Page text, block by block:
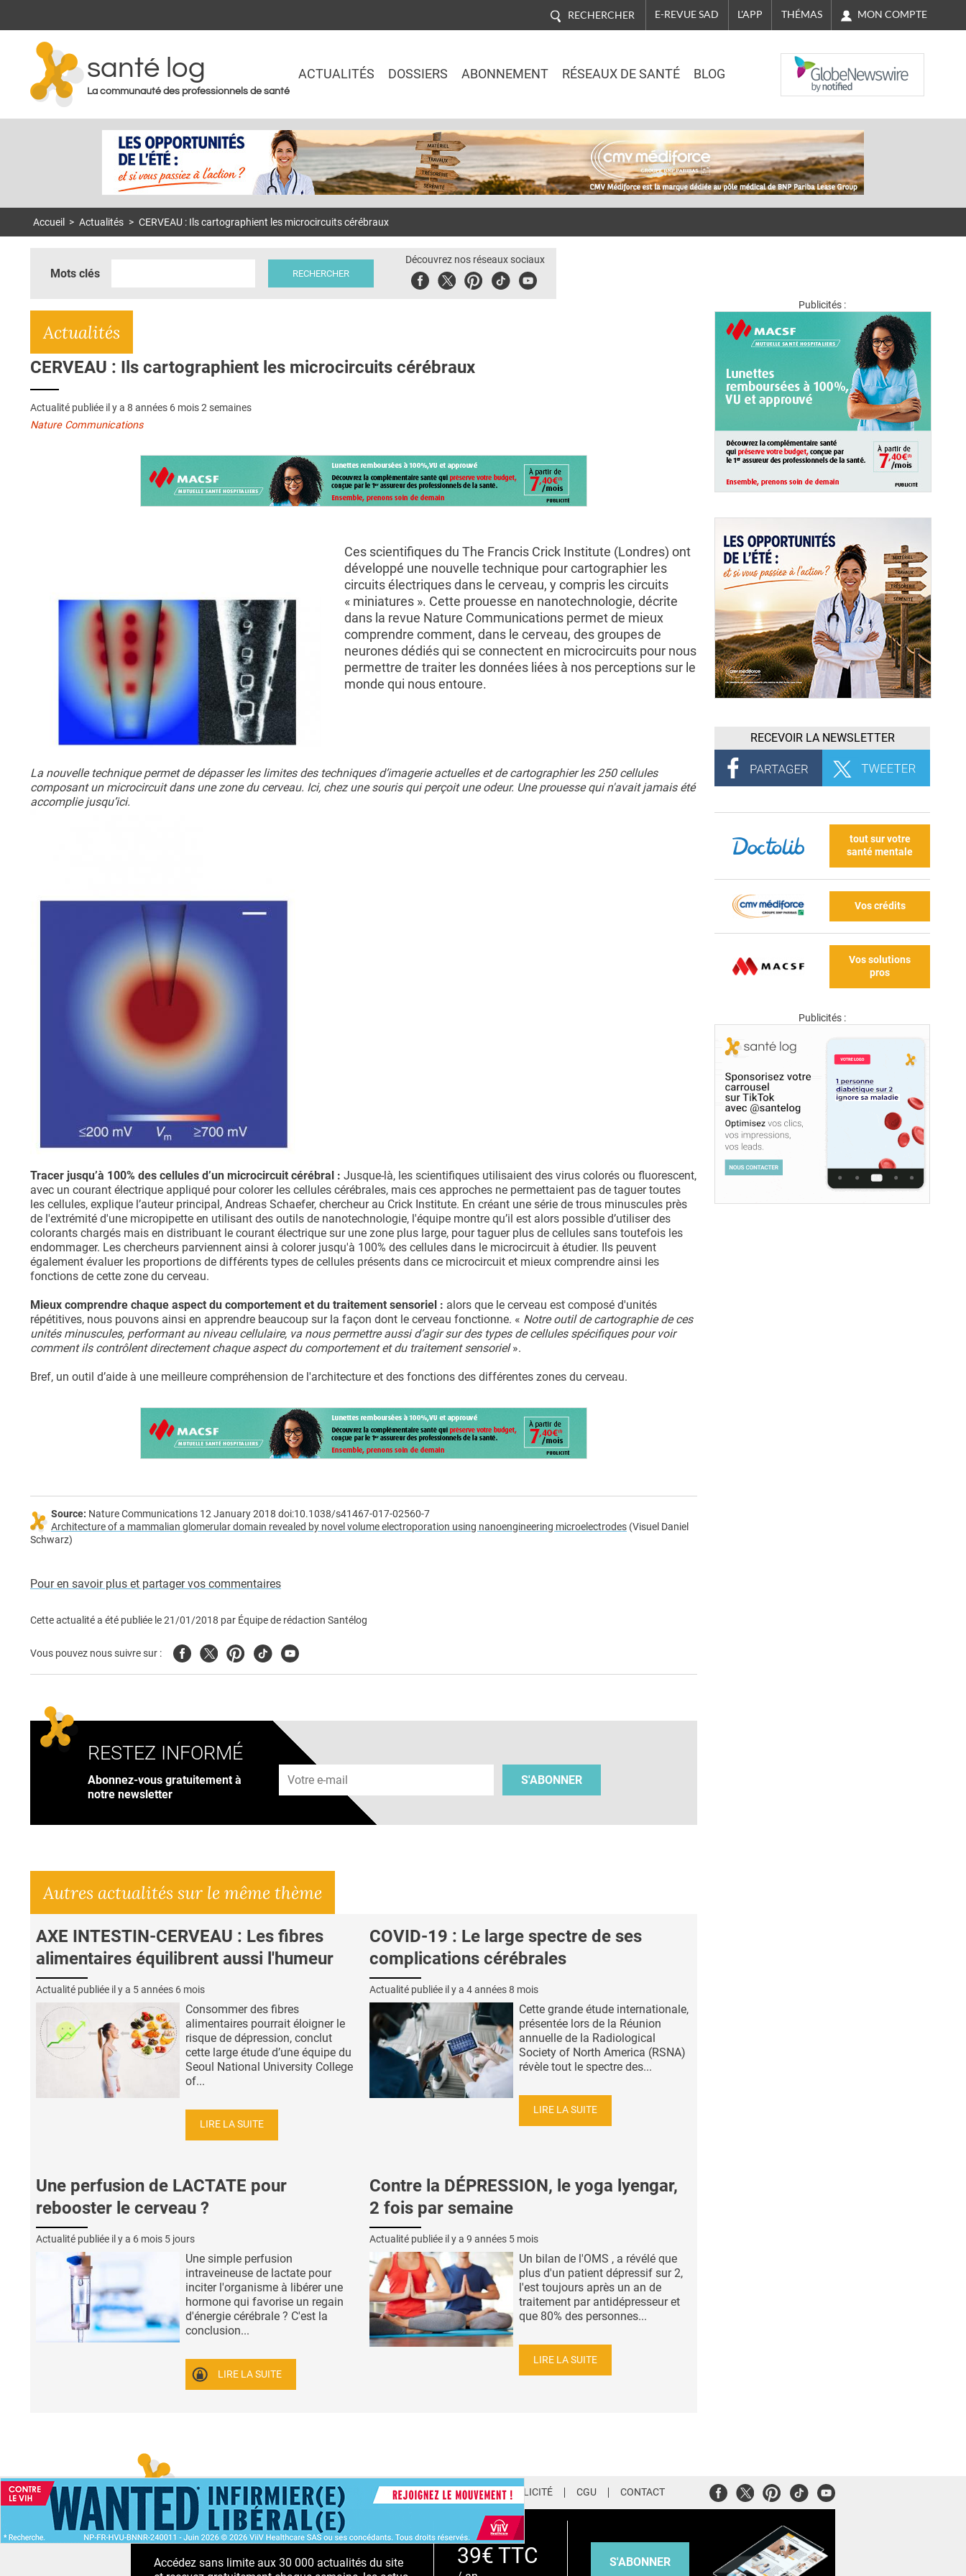
RECHERCHER E-REVUE SAD L'APP THÉMAS MON COMPTE
santé log
La communauté des professionnels de santé
ACTUALITÉS DOSSIERS ABONNEMENT RÉSEAUX DE SANTÉ BLOG
NASDAQ
Accueil > Actualités > CERVEAU : Ils cartographient les microcircuits cérébraux
Mots clés
Découvrez nos réseaux sociaux
FacebookTwitterPinterest
TiktokYoubute
Actualités
CERVEAU : Ils cartographient les microcircuits cérébraux
Actualité publiée il y a 8 années 6 mois 2 semaines
Nature Communications
Ces scientifiques du The Francis Crick Institute (Londres) ont
développé une nouvelle technique pour cartographier les
circuits électriques dans le cerveau, y compris les circuits
« miniatures ». Cette prouesse en nanotechnologie, décrite
dans la revue Nature Communications permet de mieux
comprendre comment, dans le cerveau, des groupes de
neurones dédiés qui se connectent en microcircuits pour nous
permettre de traiter les données liées à nos perceptions sur le
monde qui nous entoure.
La nouvelle technique permet de dépasser les limites des techniques d’imagerie actuelles et de cartographier les 250 cellules
composant un microcircuit dans une zone du cerveau. Ici, chez une souris qui perçoit une odeur. Une prouesse qui n'avait jamais été
accomplie jusqu’ici.
Tracer jusqu’à 100% des cellules d’un microcircuit cérébral : Jusque-là, les scientifiques utilisaient des virus colorés ou fluorescent,
avec un courant électrique appliqué pour colorer les cellules cérébrales, mais ces approches ne permettaient pas de taguer toutes
les cellules, explique l’auteur principal, Andreas Schaefer, chercheur au Crick Institute. En créant une série de trous minuscules près
de l'extrémité d'une micropipette en utilisant des outils de nanotechnologie, l'équipe montre qu’il est alors possible d’utiliser des
colorants chargés mais en distribuant le courant électrique sur une zone plus large, pour taguer plus de cellules sans toutefois les
endommager. Les chercheurs parviennent ainsi à colorer jusqu'à 100% des cellules dans le microcircuit à étudier. Ils peuvent
également évaluer les proportions de différents types de cellules présents dans ce microcircuit et mieux comprendre ainsi les
fonctions de cette zone du cerveau.
Mieux comprendre chaque aspect du comportement et du traitement sensoriel : alors que le cerveau est composé d'unités
répétitives, nous pouvons ainsi en apprendre beaucoup sur la façon dont le cerveau fonctionne. « Notre outil de cartographie de ces
unités minuscules, performant au niveau cellulaire, va nous permettre aussi d’agir sur des types de cellules spécifiques pour voir
comment ils contrôlent directement chaque aspect du comportement et du traitement sensoriel».
Bref, un outil d’aide à une meilleure compréhension de l'architecture et des fonctions des différentes zones du cerveau.
Source: Nature Communications 12 January 2018 doi:10.1038/s41467-017-02560-7
Architecture of a mammalian glomerular domain revealed by novel volume electroporation using nanoengineering microelectrodes (Visuel Daniel
Schwarz)
Pour en savoir plus et partager vos commentaires
Cette actualité a été publiée le21/01/2018 par Équipe de rédaction Santélog
Vous pouvez nous suivre sur : FacebookTwitterPinterest
TiktokYoutube
RESTEZ INFORMÉ
Abonnez-vous gratuitement à
notre newsletter
Adresse e-mail
S'ABONNER
Autres actualités sur le même thème
AXE INTESTIN-CERVEAU : Les fibres
alimentaires équilibrent aussi l'humeur
Actualité publiée il y a 5 années 6 mois
Consommer des fibres
alimentaires pourrait éloigner le
risque de dépression, conclut
cette large étude d’une équipe du
Seoul National University College
of...
LIRE LA SUITE
COVID-19 : Le large spectre de ses
complications cérébrales
Actualité publiée il y a 4 années 8 mois
Cette grande étude internationale,
présentée lors de la Réunion
annuelle de la Radiological
Society of North America (RSNA)
révèle tout le spectre des...
LIRE LA SUITE
Une perfusion de LACTATE pour
rebooster le cerveau ?
Actualité publiée il y a 6 mois 5 jours
Une simple perfusion
intraveineuse de lactate pour
inciter l'organisme à libérer une
hormone qui favorise un regain
d'énergie cérébrale ? C'est la
conclusion...
LIRE LA SUITE
Contre la DÉPRESSION, le yoga lyengar,
2 fois par semaine
Actualité publiée il y a 9 années 5 mois
Un bilan de l'OMS , a révélé que
plus d'un patient dépressif sur 2,
l'est toujours après un an de
traitement par antidépresseur et
que 80% des personnes...
LIRE LA SUITE
Publicités :
RECEVOIR LA NEWSLETTER
tout sur votre
santé mentale
Vos crédits
Vos solutions
pros
Publicités :
ACCUEIL NEWSLETTER QUI SOMMES-NOUS ? PUBLICITÉ CGU CONTACT FacebookTwitterPinterest
TiktokYoutube
ABONNEMENT PREMIUM
Accédez sans limite aux 30 000 actualités du site
39€ TTC S'ABONNER